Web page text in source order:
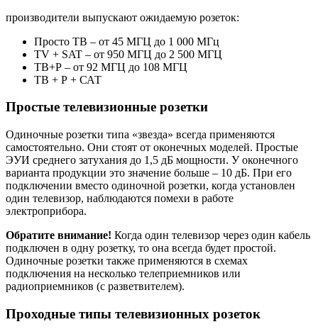
производители выпускают ожидаемую розеток:
Просто ТВ – от 45 МГЦ до 1 000 МГц
TV + SAT – от 950 МГЦ до 2 500 МГЦ
ТВ+Р – от 92 МГЦ до 108 МГЦ
ТВ + Р + САТ
Простые телевизионные розетки
Одиночные розетки типа «звезда» всегда применяются
самостоятельно. Они стоят от оконечных моделей. Простые
ЭУИ среднего затухания до 1,5 дБ мощности. У оконечного
варианта продукции это значение больше – 10 дБ. При его
подключении вместо одиночной розетки, когда установлен
один телевизор, наблюдаются помехи в работе
электроприбора.
Обратите внимание! Когда один телевизор через один кабель
подключен в одну розетку, то она всегда будет простой.
Одиночные розетки также применяются в схемах
подключения на несколько телеприемников или
радиоприемников (с разветвителем).
Проходные типы телевизионных розеток